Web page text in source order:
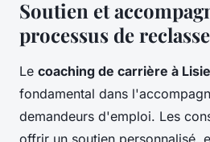
Soutien et
processus de
Le coaching de carrière à
fondamental dans
demandeurs d'emploi. Les